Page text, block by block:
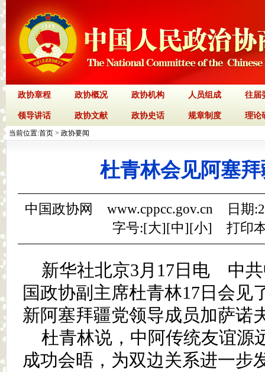
政协章程 政协概况 政协机构 人员组成 往届
领导讲话 政协文献 政协史话 规章制度 理论
当前位置:首页 > 政协要闻
杜青林会见阿塞
中国政协网 www.cppcc.gov.cn 日期
字号:[大][中][小] 打印
新华社北京3月17日电 中
国政协副主席杜青林17日会见
新阿塞拜疆党领导成员加萨诺
杜青林说，中阿传统友谊源
成功会晤，为双边关系进一步